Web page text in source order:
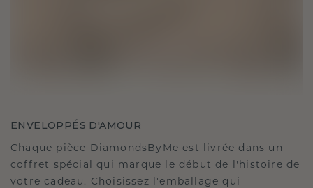
ENVELOPPÉS D'AMOUR
Chaque pièce DiamondsByMe est livrée dans un
coffret spécial qui marque le début de l'histoire de
votre cadeau. Choisissez l'emballage qui